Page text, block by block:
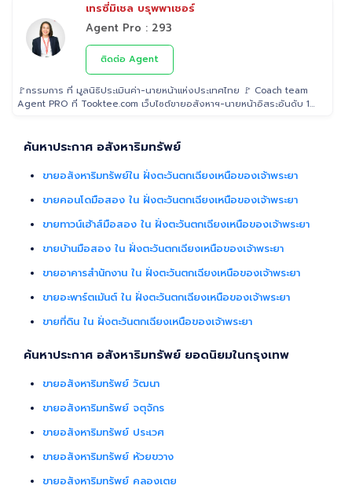
เทรซี่มิเชล บรุพพาเชอร์
Agent Pro : 293
ติดต่อ Agent
🚩กรรมการ ที่ มูลนิธิประเมินค่า-นายหน้าแห่งประเทศไทย 🚩 Coach team
Agent PRO ที่ Tooktee.com เว็บไซต์ขายอสังหาฯ-นายหน้าอิสระอันดับ 1
อสังหาริมทรัพย์ไทย 🚩 Property Consultant ที่ Tooktee ขาย-ซื้อ บ้าน
ค้นหาประกาศ อสังหาริมทรัพย์
ขายอสังหาริมทรัพย์ใน ฝั่งตะวันตกเฉียงเหนือของเจ้าพระยา
ขายคอนโดมือสอง ใน ฝั่งตะวันตกเฉียงเหนือของเจ้าพระยา
ขายทาวน์เฮ้าส์มือสอง ใน ฝั่งตะวันตกเฉียงเหนือของเจ้าพระยา
ขายบ้านมือสอง ใน ฝั่งตะวันตกเฉียงเหนือของเจ้าพระยา
ขายอาคารสำนักงาน ใน ฝั่งตะวันตกเฉียงเหนือของเจ้าพระยา
ขายอะพาร์ตเม้นต์ ใน ฝั่งตะวันตกเฉียงเหนือของเจ้าพระยา
ขายที่ดิน ใน ฝั่งตะวันตกเฉียงเหนือของเจ้าพระยา
ค้นหาประกาศ อสังหาริมทรัพย์ ยอดนิยมในกรุงเทพ
ขายอสังหาริมทรัพย์ วัฒนา
ขายอสังหาริมทรัพย์ จตุจักร
ขายอสังหาริมทรัพย์ ประเวศ
ขายอสังหาริมทรัพย์ ห้วยขวาง
ขายอสังหาริมทรัพย์ คลองเตย